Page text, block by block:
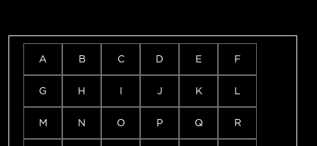
A B C D E F
G H I J K L
M N O P Q R